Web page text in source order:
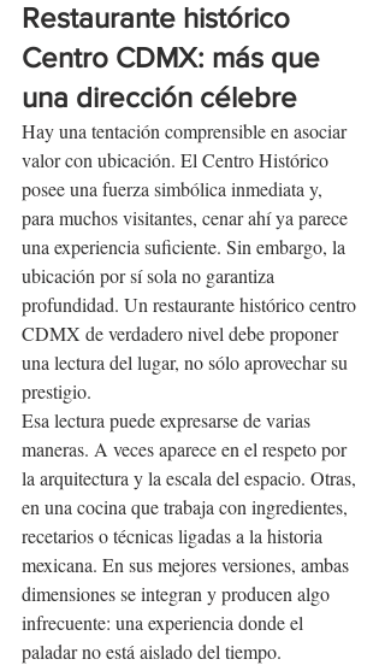
Restaurante histórico
Centro CDMX: más que
una dirección célebre
Hay una tentación comprensible en asociar
valor con ubicación. El Centro Histórico
posee una fuerza simbólica inmediata y,
para muchos visitantes, cenar ahí ya parece
una experiencia suficiente. Sin embargo, la
ubicación por sí sola no garantiza
profundidad. Un restaurante histórico centro
CDMX de verdadero nivel debe proponer
una lectura del lugar, no sólo aprovechar su
prestigio.
Esa lectura puede expresarse de varias
maneras. A veces aparece en el respeto por
la arquitectura y la escala del espacio. Otras,
en una cocina que trabaja con ingredientes,
recetarios o técnicas ligadas a la historia
mexicana. En sus mejores versiones, ambas
dimensiones se integran y producen algo
infrecuente: una experiencia donde el
paladar no está aislado del tiempo.